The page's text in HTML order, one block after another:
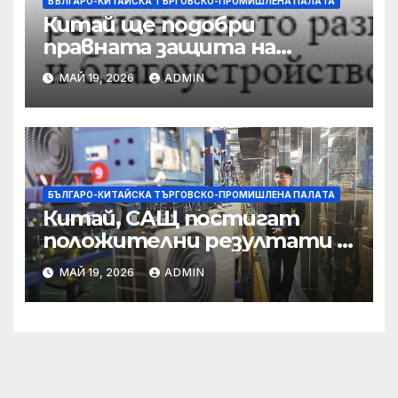
Китай ще подобри
правната защита на
предприятията, ще се
съсредоточи върху
борбата с
корпоративната
престъпност
МАЙ 19, 2026 ADMIN
БЪЛГАРО-КИТАЙСКА ТЪРГОВСКО-ПРОМИШЛЕНА ПАЛAТА
Китай, САЩ постигат
положителни резултати в
икономическите и
търговски консултации:
министерство
МАЙ 19, 2026 ADMIN